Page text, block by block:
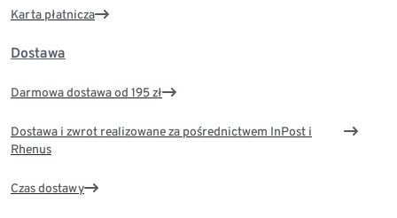
Karta płatnicza
Dostawa
Darmowa dostawa od 195 zł
Dostawa i zwrot realizowane za pośrednictwem InPost i
Rhenus
Czas dostawy